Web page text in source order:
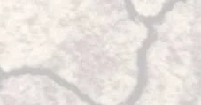
DT06-4S Deutsch
Mating Connector